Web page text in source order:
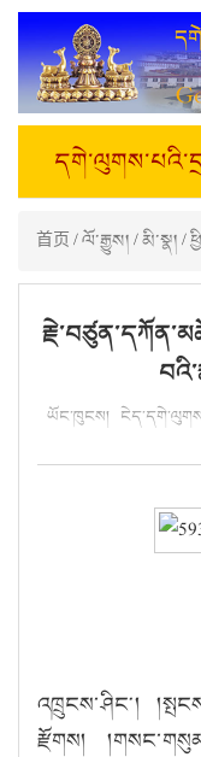
首页/ལོ་རྒྱུས།/མི་སྣ།/
ཡོང་ཁུངས།
འཁྲུངས་ཤིང༌།
རྫོགས།